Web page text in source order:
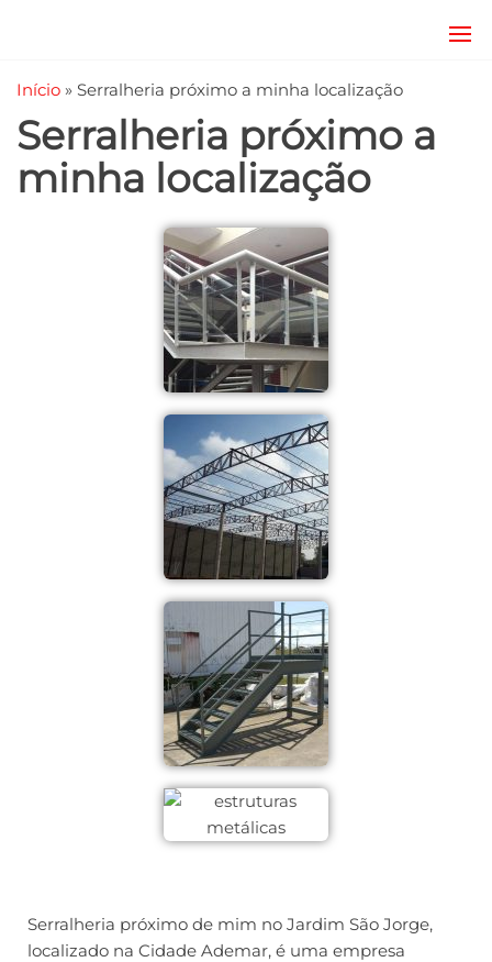
Estruturas
e
Serralheria
coberturas
mezanino
metálico,
telhado
Início » Serralheria próximo a minha localização
Serralheria próximo a
minha localização
Serralheria próximo de mim no Jardim São Jorge,
localizado na Cidade Ademar, é uma empresa